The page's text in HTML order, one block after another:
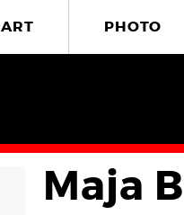
ART PHOTO
Maja